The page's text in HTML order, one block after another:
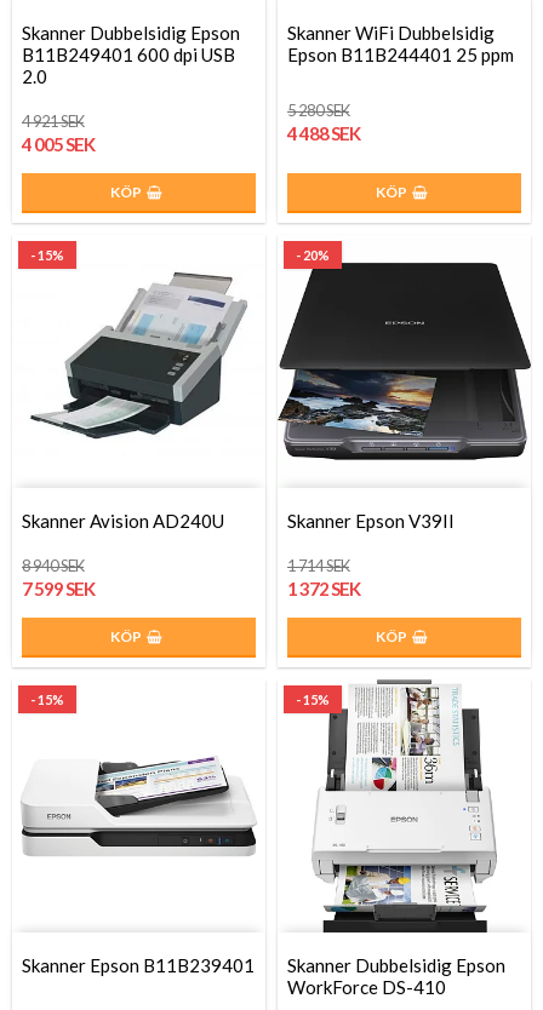
Skanner Dubbelsidig Epson
B11B249401 600 dpi USB
2.0
4 921 SEK
4 005 SEK
KÖP
Skanner WiFi Dubbelsidig
Epson B11B244401 25 ppm
5 280 SEK
4 488 SEK
KÖP
- 15%
Skanner Avision AD240U
8 940 SEK
7 599 SEK
KÖP
- 20%
Skanner Epson V39II
1 714 SEK
1 372 SEK
KÖP
- 15%
Skanner Epson B11B239401
- 15%
Skanner Dubbelsidig Epson
WorkForce DS-410